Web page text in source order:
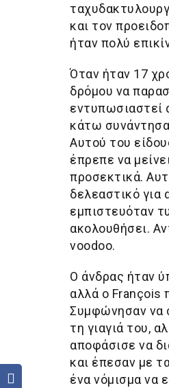
και τον
ήταν πολύ
Όταν ήταν 17
δρόμου να
εντυπωσιαστεί
κάτω
Αυτού του
έπρεπε να
προσεκτικά.
δελεαστικό για
εμπιστευόταν
ακολουθήσει.
voodoo.
Ο άνδρας ήταν
αλλά ο François
Συμφώνησαν να
τη γιαγιά του,
αποφάσισε να
και έπεσαν με
ένα νόμισμα να